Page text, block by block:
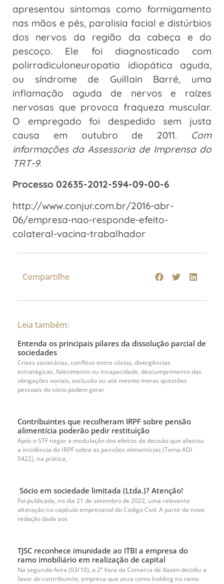
apresentou sintomas como formigamento
nas mãos e pés, paralisia facial e distúrbios
dos nervos da região da cabeça e do
pescoço. Ele foi diagnosticado com
polirradiculoneuropatia idiopática aguda,
ou síndrome de Guillain Barré, uma
inflamação aguda de nervos e raízes
nervosas que provoca fraqueza muscular.
O empregado foi despedido sem justa
causa em outubro de 2011. Com
informações da Assessoria de Imprensa do
TRT-9.
Processo 02635-2012-594-09-00-6
http://www.conjur.com.br/2016-abr-
06/empresa-nao-responde-efeito-
colateral-vacina-trabalhador
Compartilhe
Leia também:
Entenda os principais pilares da dissolução parcial de
sociedades
Crises societárias, conflitos entre sócios, divergências
estratégicas, falecimento ou incapacidade, descumprimento das
obrigações sociais, exclusão ou até mesmo meras questões
pessoais do sócio podem gerar
Contribuintes que recolheram IRPF sobre pensão
alimentícia poderão pedir restituição
Após o STF negar a modulação dos efeitos da decisão que afastou
a incidência do IRPF sobre as pensões alimentícias (Tema ADI
5422), na prática,
Sócio em sociedade limitada (Ltda.)? Atenção!
Foi publicada, no dia 21 de setembro de 2022, uma relevante
alteração no capítulo empresarial do Código Civil. A partir da nova
redação dada aos
TJSC reconhece imunidade ao ITBI a empresa do
ramo imobiliário em realização de capital
Na segunda-feira (03/10), a 2ª Vara da Comarca de Xaxim decidiu a
favor do contribuinte, empresa que atua como holding no ramo